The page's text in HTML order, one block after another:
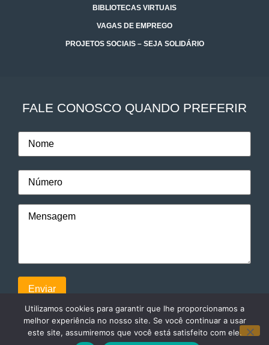
BIBLIOTECAS VIRTUAIS
VAGAS DE EMPREGO
PROJETOS SOCIAIS – SEJA SOLIDÁRIO
FALE CONOSCO QUANDO PREFERIR
Utilizamos cookies para garantir que lhe proporcionamos a
melhor experiência no nosso site. Se você continuar a usar
este site, assumiremos que você está satisfeito com ele.